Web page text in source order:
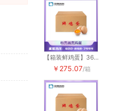
【箱装鲜鸡蛋】360枚装 粉壳黄心蛋 整箱出售 30斤-47斤装
￥275.07/箱